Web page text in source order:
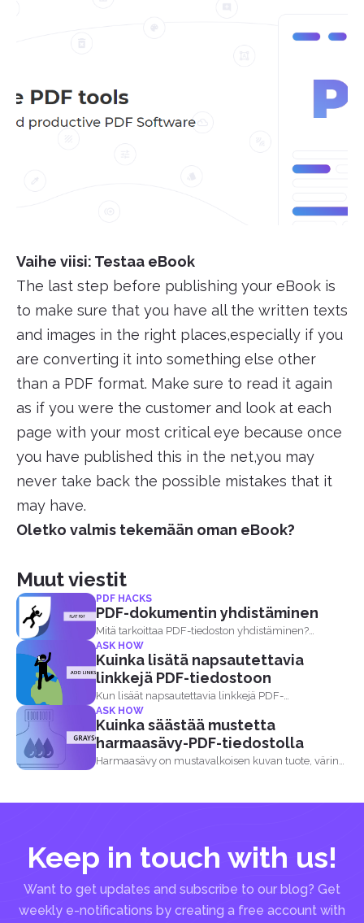
Vaihe viisi: Testaa eBook
The last step before publishing your eBook is
to make sure that you have all the written texts
and images in the right places,especially if you
are converting it into something else other
than a PDF format. Make sure to read it again
as if you were the customer and look at each
page with your most critical eye because once
you have published this in the net,you may
never take back the possible mistakes that it
may have.
Oletko valmis tekemään oman eBook?
Muut viestit
PDF HACKS
PDF-dokumentin yhdistäminen
Mitä tarkoittaa PDF-tiedoston yhdistäminen?
Täytettävä PDF-tiedosto tarkoittaa...
ASK HOW
Kuinka lisätä napsautettavia
linkkejä PDF-tiedostoon
Kun lisäät napsautettavia linkkejä PDF-
dokumenttiin, lukijat voivat tehdä kaksi...
ASK HOW
Kuinka säästää mustetta
harmaasävy-PDF-tiedostolla
Harmaasävy on mustavalkoisen kuvan tuote, värin
Keep in touch with us!
Want to get updates and subscribe to our blog? Get
weekly e-notifications by creating a free account with